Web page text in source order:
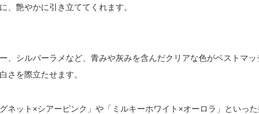
、艶やかに引き立ててくれます。
シルバーラメなど、青みや灰みを含んだクリアな色がベストマッ
さを際立たせます。
ネット×シアーピンク」や「ミルキーホワイト×オーロラ」といっ